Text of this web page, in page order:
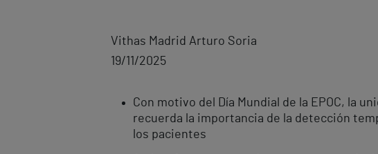
Vithas Madrid Arturo Soria
19/11/2025
Con motivo del Día Mundial de la EPOC, la
recuerda la importancia de la detección
los pacientes